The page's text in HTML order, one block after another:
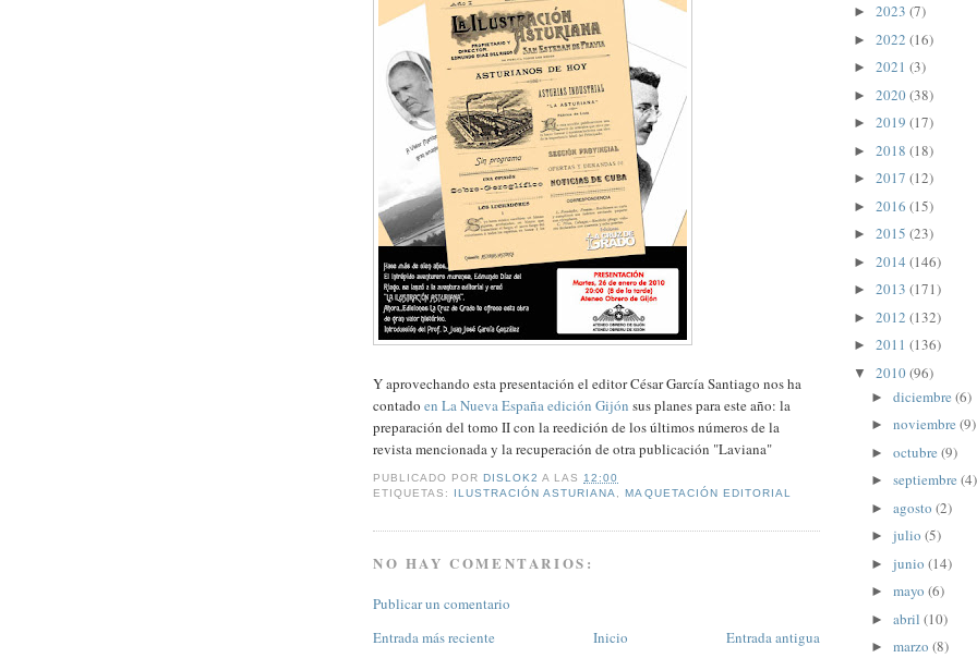
Y aprovechando esta presentación el editor César García Santiago nos ha
contado en La Nueva España edición Gijón sus planes para este año: la
preparación del tomo II con la reedición de los últimos números de la
revista mencionada y la recuperación de otra publicación "Laviana"
PUBLICADO PORDISLOK2A LAS 12:00
ETIQUETAS: ILUSTRACIÓN ASTURIANA ,MAQUETACIÓN EDITORIAL
NO HAY COMENTARIOS:
Publicar un comentario
Entrada más reciente
Entrada antigua
Inicio
► 2023 (7)
► 2022 (16)
► 2021 (3)
► 2020(38)
► 2019 (17)
► 2018 (18)
► 2017 (12)
► 2016 (15)
► 2015 (23)
► 2014 (146)
► 2013 (171)
► 2012 (132)
► 2011 (136)
▼ 2010(96)
► diciembre (6)
► noviembre (9)
► octubre (9)
► septiembre (4)
► agosto (2)
► julio (5)
► junio (14)
► mayo (6)
► abril (10)
► marzo (8)